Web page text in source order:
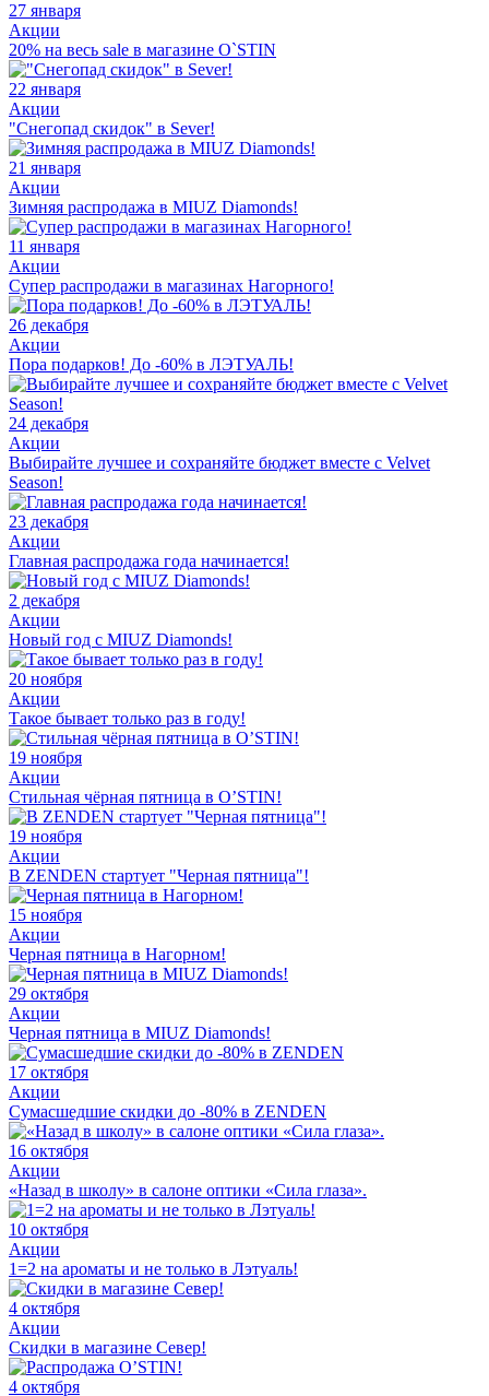
27 января
Акции
20% на весь sale в магазине O`STIN
22 января
Акции
"Снегопад скидок" в Sever!
21 января
Акции
Зимняя распродажа в MIUZ Diamonds!
11 января
Акции
Супер распродажи в магазинах Нагорного!
26 декабря
Акции
Пора подарков! До -60% в ЛЭТУАЛЬ!
24 декабря
Акции
Выбирайте лучшее и сохраняйте бюджет вместе с Velvet
Season!
23 декабря
Акции
Главная распродажа года начинается!
2 декабря
Акции
Новый год с MIUZ Diamonds!
20 ноября
Акции
Такое бывает только раз в году!
19 ноября
Акции
Стильная чёрная пятница в O’STIN!
19 ноября
Акции
В ZENDEN стартует "Черная пятница"!
15 ноября
Акции
Черная пятница в Нагорном!
29 октября
Акции
Черная пятница в MIUZ Diamonds!
17 октября
Акции
Сумасшедшие скидки до -80% в ZENDEN
16 октября
Акции
«Назад в школу» в салоне оптики «Сила глаза».
10 октября
Акции
1=2 на ароматы и не только в Лэтуаль!
4 октября
Акции
Скидки в магазине Север!
4 октября